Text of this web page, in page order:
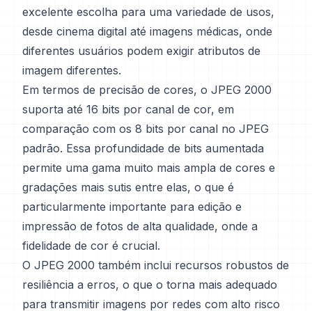
excelente escolha para uma variedade de usos,
desde cinema digital até imagens médicas, onde
diferentes usuários podem exigir atributos de
imagem diferentes.
Em termos de precisão de cores, o JPEG 2000
suporta até 16 bits por canal de cor, em
comparação com os 8 bits por canal no JPEG
padrão. Essa profundidade de bits aumentada
permite uma gama muito mais ampla de cores e
gradações mais sutis entre elas, o que é
particularmente importante para edição e
impressão de fotos de alta qualidade, onde a
fidelidade de cor é crucial.
O JPEG 2000 também inclui recursos robustos de
resiliência a erros, o que o torna mais adequado
para transmitir imagens por redes com alto risco